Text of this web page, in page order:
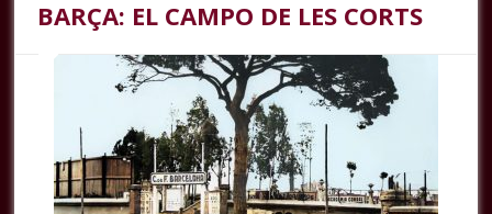
BARÇA: EL CAMPO DE LES CORTS